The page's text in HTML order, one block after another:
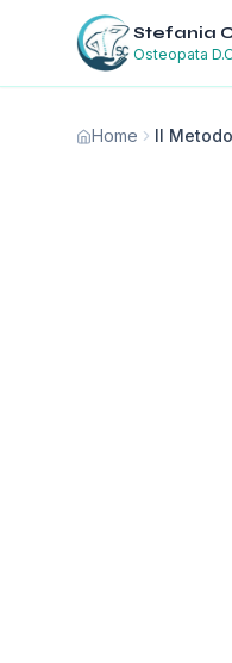
Stefania
Osteopata
Home Il Metodo